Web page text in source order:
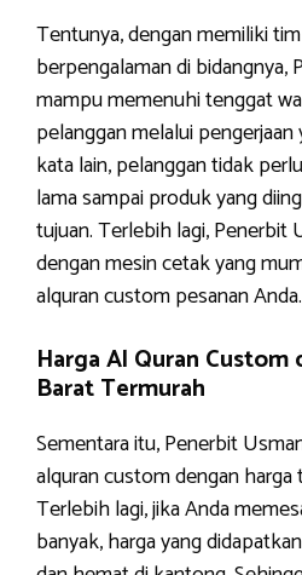
Tentunya, dengan memiliki
berpengalaman di bidangnya,
mampu memenuhi tenggat
pelanggan melalui
kata lain, pelanggan tidak
lama sampai produk yang
tujuan. Terlebih lagi, Penerbit
dengan mesin cetak yang
alquran custom pesanan Anda.
Harga Al Quran Custom
Barat Termurah
Sementara itu, Penerbit
alquran custom dengan harga
Terlebih lagi, jika Anda
banyak, harga yang